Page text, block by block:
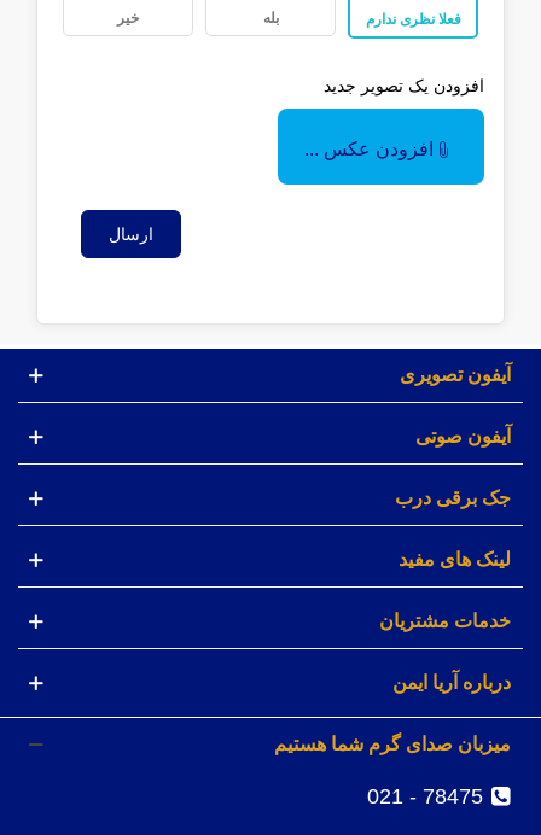
فعلا نظری ندارم بله خیر
افزودن یک تصویر جدید
افزودن عکس ...
ارسال
آیفون تصویری
آیفون صوتی
جک برقی درب
لینک های مفید
خدمات مشتریان
درباره آریا ایمن
میزبان صدای گرم شما هستیم
78475 - 021